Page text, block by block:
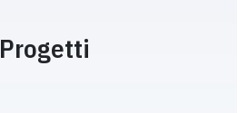
Progetti